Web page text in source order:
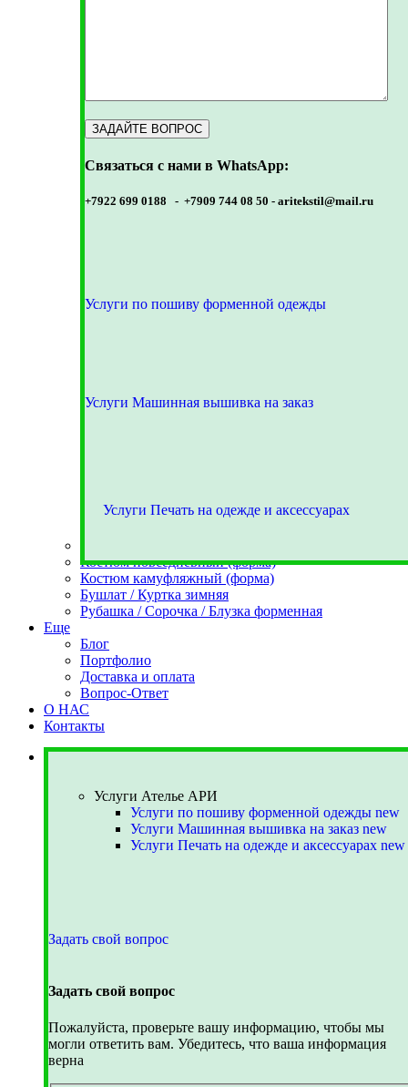
Связаться с нами в WhatsApp:
+7922 699 0188 - +7909 744 08 50 - aritekstil@mail.ru
Услуги по пошиву форменной одежды
Услуги Машинная вышивка на заказ
Услуги Печать на одежде и аксессуарах
Костюм повседневный (форма)
Костюм камуфляжный (форма)
Бушлат / Куртка зимняя
Рубашка / Сорочка / Блузка форменная
Еще
Блог
Портфолио
Доставка и оплата
Вопрос-Ответ
О НАС
Контакты
Услуги Ателье АРИ
Услуги Ателье АРИ
Услуги по пошиву форменной одежды new
Услуги Машинная вышивка на заказ new
Услуги Печать на одежде и аксессуарах new
Задать свой вопрос
Задать свой вопрос
Пожалуйста, проверьте вашу информацию, чтобы мы
могли ответить вам. Убедитесь, что ваша информация
верна